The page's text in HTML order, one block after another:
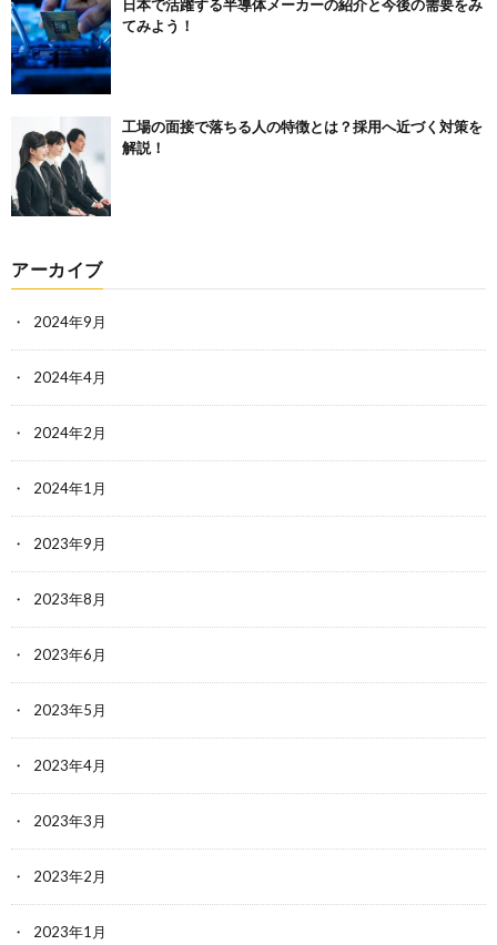
日本で活躍する半導体メーカーの紹介と今後の需要をみ
てみよう！
工場の面接で落ちる人の特徴とは？採用へ近づく対策を
解説！
アーカイブ
2024年9月
2024年4月
2024年2月
2024年1月
2023年9月
2023年8月
2023年6月
2023年5月
2023年4月
2023年3月
2023年2月
2023年1月